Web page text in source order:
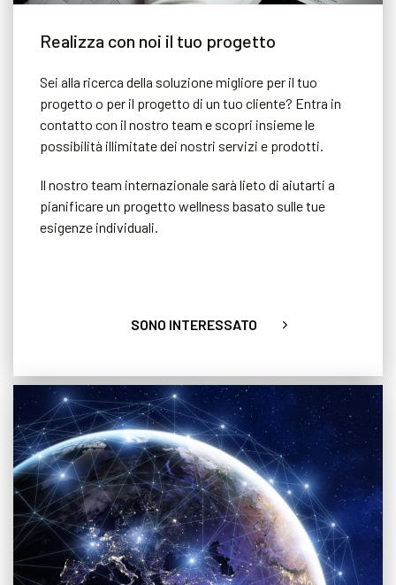
Realizza con noi il tuo progetto
Sei alla ricerca della soluzione migliore per il tuo
progetto o per il progetto di un tuo cliente? Entra in
contatto con il nostro team e scopri insieme le
possibilità illimitate dei nostri servizi e prodotti.
Il nostro team internazionale sarà lieto di aiutarti a
pianificare un progetto wellness basato sulle tue
esigenze individuali.
SONO INTERESSATO